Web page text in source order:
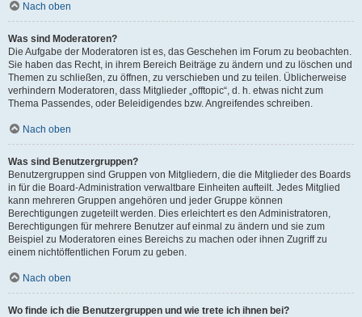
Nach oben
Was sind Moderatoren?
Die Aufgabe der Moderatoren ist es, das Geschehen im Forum zu beobachten.
Sie haben das Recht, in ihrem Bereich Beiträge zu ändern und zu löschen und
Themen zu schließen, zu öffnen, zu verschieben und zu teilen. Üblicherweise
verhindern Moderatoren, dass Mitglieder „offtopic“, d. h. etwas nicht zum
Thema Passendes, oder Beleidigendes bzw. Angreifendes schreiben.
Nach oben
Was sind Benutzergruppen?
Benutzergruppen sind Gruppen von Mitgliedern, die die Mitglieder des Boards
in für die Board-Administration verwaltbare Einheiten aufteilt. Jedes Mitglied
kann mehreren Gruppen angehören und jeder Gruppe können
Berechtigungen zugeteilt werden. Dies erleichtert es den Administratoren,
Berechtigungen für mehrere Benutzer auf einmal zu ändern und sie zum
Beispiel zu Moderatoren eines Bereichs zu machen oder ihnen Zugriff zu
einem nichtöffentlichen Forum zu geben.
Nach oben
Wo finde ich die Benutzergruppen und wie trete ich ihnen bei?